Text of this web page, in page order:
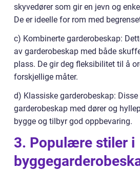
skyvedører som gir en jevn og
De er ideelle for rom med
c) Kombinerte garderobeskap:
av garderobeskap med både
plass. De gir deg fleksibilitet til å
forskjellige måter.
d) Klassiske garderobeskap:
garderobeskap med dører og
bygge og tilbyr god oppbevaring.
3. Populære stiler i